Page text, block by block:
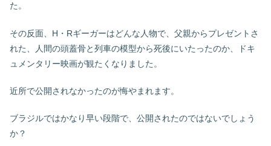
た。
その反面、H・Rギーガーはどんな人物で、父親からプレゼントさ
れた、人間の頭蓋骨と列車の模型から死後にいたったのか、ドキ
ュメンタリー映画が観たくなりました。
近所で公開されなかったのが悔やまれます。
ブラジルではかなり早い段階で、公開されたのではないでしょう
か？